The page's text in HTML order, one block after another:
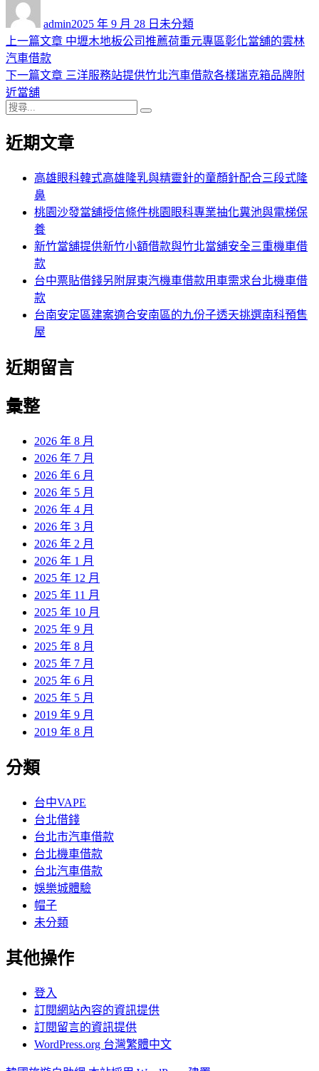
admin佈
日
2025 年 9 月 28 日 類
未分類
文
章
導
覽
上一篇文章 上
篇
中壢木地板公司推薦荷重元專區彰化當舖的雲林
汽車借款
下一篇文章 下
章:
三洋服務站提供竹北汽車借款各樣瑞克箱品牌附
近當舖
搜
關
近期文章
高雄眼科韓式高雄隆乳與精靈針的童顏針配合三段式隆
鼻
桃園沙發當舖授信條件桃園眼科專業抽化糞池與電梯保
養
新竹當舖提供新竹小額借款與竹北當舖安全三重機車借
款
台中票貼借錢另附屏東汽機車借款用車需求台北機車借
款
台南安定區建案適合安南區的九份子透天挑選南科預售
屋
近期留言
彙整
2026 年 8 月
2026 年 7 月
2026 年 6 月
2026 年 5 月
2026 年 4 月
2026 年 3 月
2026 年 2 月
2026 年 1 月
2025 年 12 月
2025 年 11 月
2025 年 10 月
2025 年 9 月
2025 年 8 月
2025 年 7 月
2025 年 6 月
2025 年 5 月
2019 年 9 月
2019 年 8 月
分類
台中VAPE
台北借錢
台北市汽車借款
台北機車借款
台北汽車借款
娛樂城體驗
帽子
未分類
其他操作
登入
訂閱網站內容的資訊提供
訂閱留言的資訊提供
WordPress.org 台灣繁體中文